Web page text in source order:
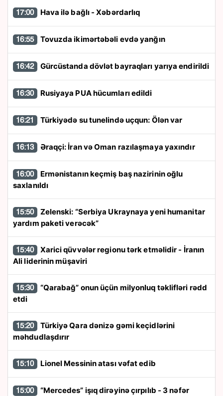
17:00 Hava ilə bağlı - Xəbərdarlıq
16:55 Tovuzda ikimərtəbəli evdə yanğın
16:42 Gürcüstanda dövlət bayraqları yarıya endirildi
16:30 Rusiyaya PUA hücumları edildi
16:21 Türkiyədə su tunelində uçqun: Ölən var
16:13 Əraqçi: İran və Oman razılaşmaya yaxındır
16:00
saxlanıldı
15:50
yardım paketi verəcək”
15:40
Ali liderinin müşaviri
15:30
etdi
15:20
məhdudlaşdırır
15:10 Lionel Messinin atası vəfat edib
15:00